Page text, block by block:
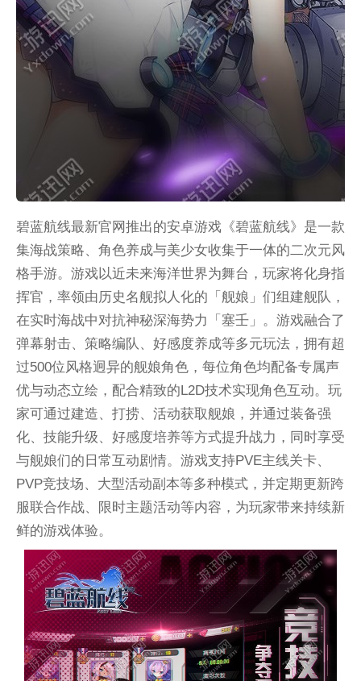
碧蓝航线最新官网推出的安卓游戏《碧蓝航线》是一款
集海战策略、角色养成与美少女收集于一体的二次元风
格手游。游戏以近未来海洋世界为舞台，玩家将化身指
挥官，率领由历史名舰拟人化的「舰娘」们组建舰队，
在实时海战中对抗神秘深海势力「塞壬」。游戏融合了
弹幕射击、策略编队、好感度养成等多元玩法，拥有超
过500位风格迥异的舰娘角色，每位角色均配备专属声
优与动态立绘，配合精致的L2D技术实现角色互动。玩
家可通过建造、打捞、活动获取舰娘，并通过装备强
化、技能升级、好感度培养等方式提升战力，同时享受
与舰娘们的日常互动剧情。游戏支持PVE主线关卡、
PVP竞技场、大型活动副本等多种模式，并定期更新跨
服联合作战、限时主题活动等内容，为玩家带来持续新
鲜的游戏体验。